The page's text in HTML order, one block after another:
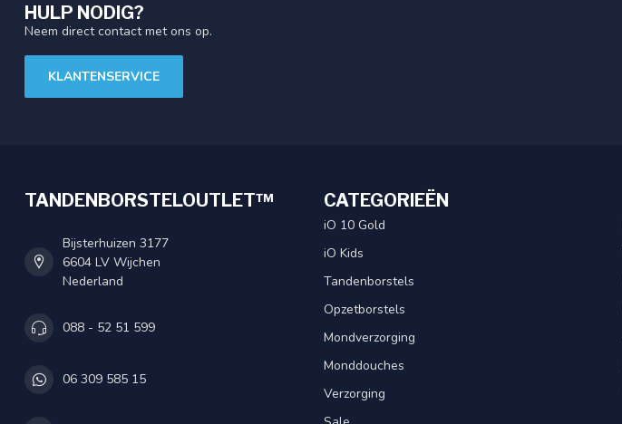
HULP NODIG?
Neem direct contact met ons op.
KLANTENSERVICE
TANDENBORSTELOUTLET™
Bijsterhuizen 3177
6604 LV Wijchen
Nederland
088 - 52 51 599
06 309 585 15
CATEGORIEËN
iO 10 Gold
iO Kids
Tandenborstels
Opzetborstels
Mondverzorging
Monddouches
Verzorging